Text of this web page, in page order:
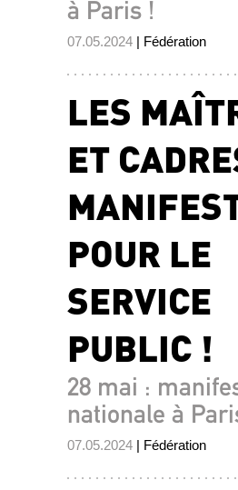
à Paris !
07.05.2024 | Fédération
LES
ET
POUR LE
SERVICE
PUBLIC !
28 mai :
nationale à
07.05.2024 | Fédération